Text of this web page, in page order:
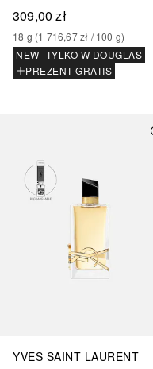
309,00 zł
18 g (1 716,67 zł / 100 g)
NEW TYLKO W DOUGLAS
PREZENT GRATIS
YVES SAINT LAURENT